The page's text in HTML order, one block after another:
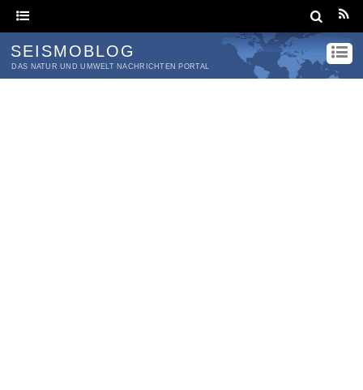
SEISMOBLOG
DAS NATUR UND UMWELT NACHRICHTEN PORTAL